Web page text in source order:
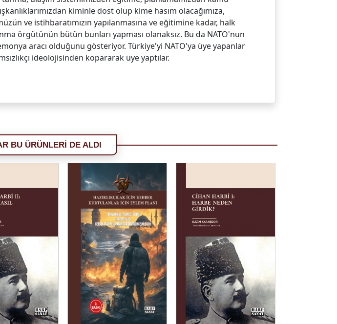
kiminle dost olup kime hasım olacağımıza,
ve istihbaratımızın yapılanmasına ve eğitimine kadar, halk
örgütünün bütün bunları yapması olanaksız. Bu da NATO'nun
aracı olduğunu gösteriyor. Türkiye'yi NATO'ya üye yapanlar
ideolojisinden kopararak üye yaptılar.
BU ÜRÜNLERİ DE ALDI